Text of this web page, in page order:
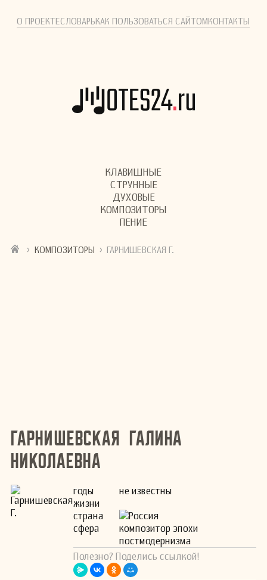
О ПРОЕКТЕСЛОВАРЬКАК ПОЛЬЗОВАТЬСЯ САЙТОМКОНТАКТЫ
КЛАВИШНЫЕ
СТРУННЫЕ
ДУХОВЫЕ
КОМПОЗИТОРЫ
ПЕНИЕ
› КОМПОЗИТОРЫ › ГАРНИШЕВСКАЯ Г.
Гарнишевская Галина
Николаевна
годы
жизни
не известны
страна
Россия
сфера
композитор эпохи
постмодернизма
Полезно? Поделись ссылкой!